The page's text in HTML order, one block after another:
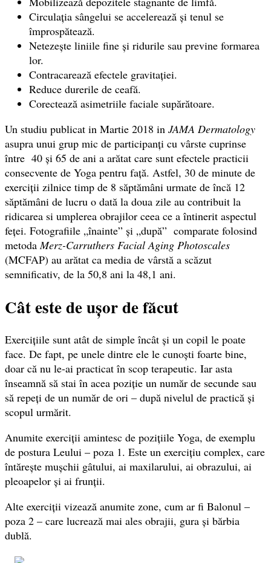
Circulația sângelui se accelerează și tenul se
împrospătează.
Netezește liniile fine și ridurile sau previne formarea
lor.
Contracarează efectele gravitației.
Reduce durerile de ceafă.
Corectează asimetriile faciale supărătoare.
Un studiu publicat in Martie 2018 in JAMA Dermatology
asupra unui grup mic de participanți cu vârste cuprinse
între 40 și 65 de ani a arătat care sunt efectele practicii
consecvente de Yoga pentru față. Astfel, 30 de minute de
exerciții zilnice timp de 8 săptămâni urmate de încă 12
săptămâni de lucru o dată la doua zile au contribuit la
ridicarea si umplerea obrajilor ceea ce a întinerit aspectul
feței. Fotografiile „înainte” și „după” comparate folosind
metodaMerz-Carruthers Facial Aging Photoscales
(MCFAP) au arătat ca media de vârstă a scăzut
semnificativ, de la 50,8 ani la 48,1 ani.
Cât este de ușor de făcut
Exercițiile sunt atât de simple încât și un copil le poate
face. De fapt, pe unele dintre ele le cunoști foarte bine,
doar că nu le-ai practicat în scop terapeutic. Iar asta
înseamnă să stai în acea poziție un număr de secunde sau
să repeți de un număr de ori – după nivelul de practică și
scopul urmărit.
Anumite exerciții amintesc de pozițiile Yoga, de exemplu
de postura Leului – poza 1. Este un exercițiu complex, care
întărește mușchii gâtului, ai maxilarului, ai obrazului, ai
pleoapelor și ai frunții.
Alte exerciții vizează anumite zone, cum ar fi Balonul –
poza 2 – care lucrează mai ales obrajii, gura și bărbia
dublă.